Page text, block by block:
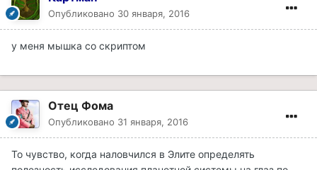
Опубликовано 30 января, 2016
у меня мышка со скриптом
Отец Фома
Опубликовано 31 января, 2016
То чувство, когда наловчился в Элите определять